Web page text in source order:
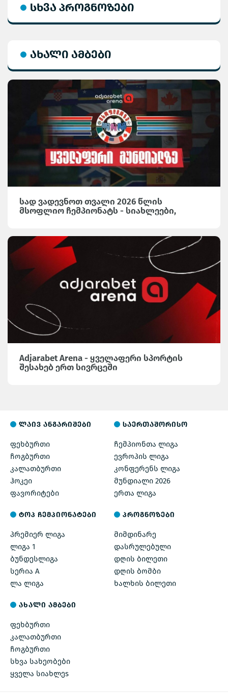
სხვა პროგნოზები
ახალი ამბები
სად ვადევნოთ თვალი 2026 წლის
მსოფლიო ჩემპიონატს - სიახლეები,
Adjarabet Arena - ყველაფერი სპორტის
შესახებ ერთ სივრცეში
ლაივ ანგარიშები
ფეხბურთი
ჩოგბურთი
კალათბურთი
ჰოკეი
ფავორიტები
საერთაშორისო
ჩემპიონთა ლიგა
ევროპის ლიგა
კონფერენს ლიგა
მუნდიალი 2026
ერთა ლიგა
ტოპ ჩემპიონატები
პრემიერ ლიგა
ლიგა 1
ბუნდესლიგა
სერია A
ლა ლიგა
პროგნოზები
მიმდინარე
დასრულებული
დღის ბილეთი
დღის ბომბი
ხალხის ბილეთი
ახალი ამბები
ფეხბურთი
კალათბურთი
ჩოგბურთი
სხვა სახეობები
ყველა სიახლეs